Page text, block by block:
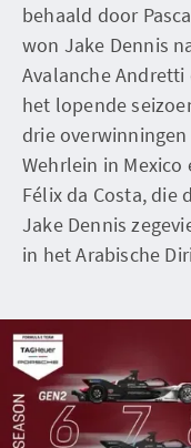
behaald door
won Jake Dennis
Avalanche
het lopende
drie
Wehrlein in
Félix da Costa, die
Jake Dennis
in het Arabische